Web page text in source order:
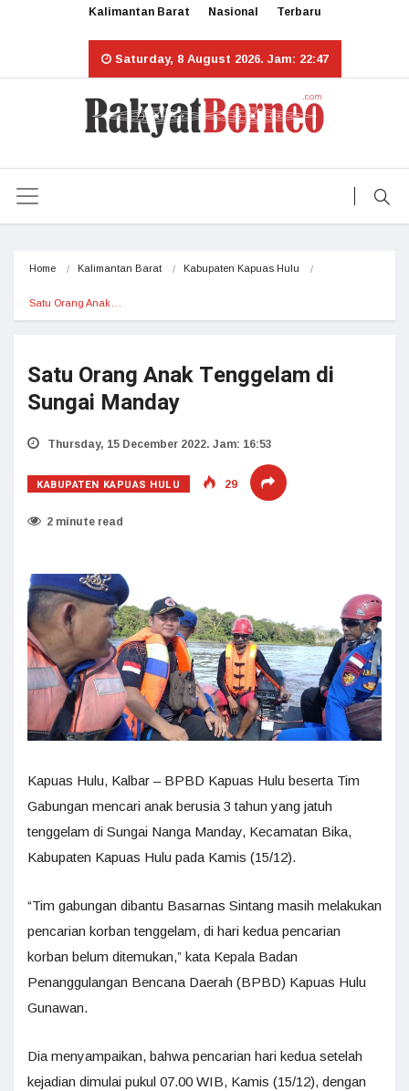
Kalimantan Barat Nasional Terbaru
Saturday, 8 August 2026. Jam: 22:47
Home Kalimantan Barat Kabupaten Kapuas Hulu
Satu Orang Anak…
Satu Orang Anak Tenggelam di
Sungai Manday
Thursday, 15 December 2022. Jam: 16:53
KABUPATEN KAPUAS HULU 29
2 minute read
Kapuas Hulu, Kalbar – BPBD Kapuas Hulu beserta Tim
Gabungan mencari anak berusia 3 tahun yang jatuh
tenggelam di Sungai Nanga Manday, Kecamatan Bika,
Kabupaten Kapuas Hulu pada Kamis (15/12).
“Tim gabungan dibantu Basarnas Sintang masih melakukan
pencarian korban tenggelam, di hari kedua pencarian
korban belum ditemukan,” kata Kepala Badan
Penanggulangan Bencana Daerah (BPBD) Kapuas Hulu
Gunawan.
Dia menyampaikan, bahwa pencarian hari kedua setelah
kejadian dimulai pukul 07.00 WIB, Kamis (15/12), dengan